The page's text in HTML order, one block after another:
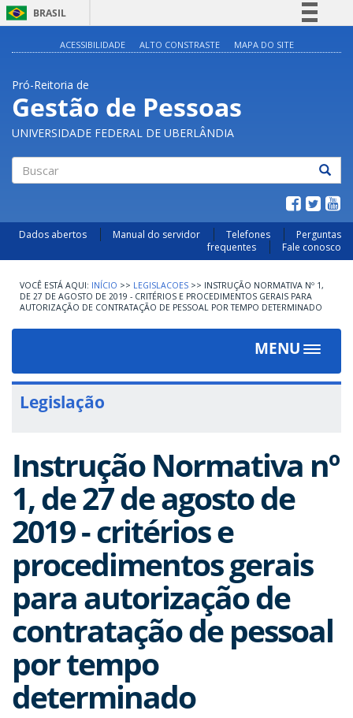
BRASIL
Acesso à informação
Legislação
Canais
ACESSIBILIDADE ALTO CONSTRASTE MAPA DO SITE
Pró-Reitoria de
Gestão de Pessoas
UNIVERSIDADE FEDERAL DE UBERLÂNDIA
Dados abertos Manual do servidor Telefones
Perguntas
frequentes
Fale conosco
INÍCIO >> LEGISLACOES >> INSTRUÇÃO NORMATIVA Nº 1,
DE 27 DE AGOSTO DE 2019 - CRITÉRIOS E PROCEDIMENTOS GERAIS PARA
AUTORIZAÇÃO DE CONTRATAÇÃO DE PESSOAL POR TEMPO DETERMINADO
MENU
Toggle
Legislação
Instrução Normativa nº
1, de 27 de agosto de
2019 - critérios e
procedimentos gerais
para autorização de
contratação de pessoal
por tempo
determinado